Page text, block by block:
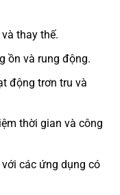
thay thế.
ồn và rung động.
động trơn tru và
thời gian và công
với các ứng dụng có